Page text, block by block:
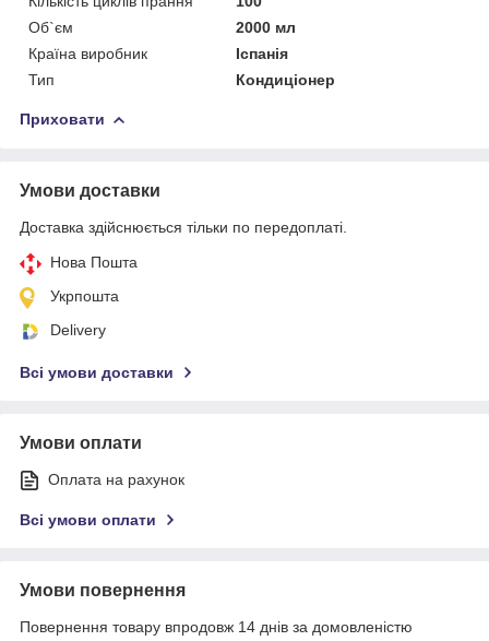
Об`єм
2000 мл
Країна виробник
Іспанія
Тип
Кондиціонер
Приховати
Умови доставки
Доставка здійснюється тільки по передоплаті.
Нова Пошта
Укрпошта
Delivery
Всі умови доставки
Умови оплати
Оплата на рахунок
Всі умови оплати
Умови повернення
Повернення товару впродовж 14 днів за домовленістю